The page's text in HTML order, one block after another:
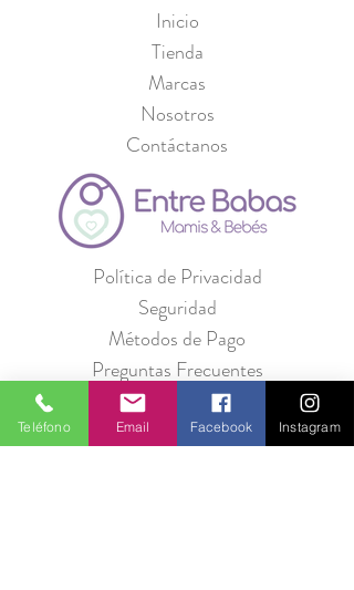
Inicio
Tienda
Marcas
Nosotros
Contáctanos
Política de Privacidad
Seguridad
Métodos de Pago
Preguntas Frecuentes
Información para Proveedores
Teléfono Email Facebook Instagram